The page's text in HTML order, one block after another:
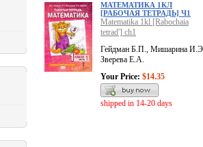
МАТЕМАТИКА 1КЛ
[РАБОЧАЯ ТЕТРАДЬ] Ч1
Matematika 1kl [Rabochaia
tetrad'] ch1
Гейдман Б.П., Мишарина
Зверева Е.А.
Your Price: $14.35
shipped in 14-20 days